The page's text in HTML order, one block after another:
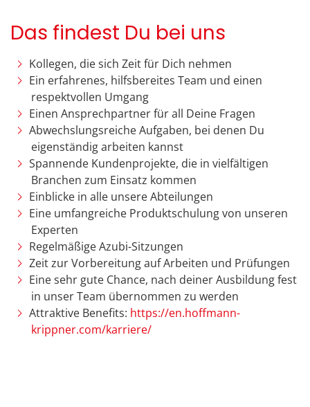
Das findest Du bei uns
Kollegen, die sich Zeit für Dich nehmen
Ein erfahrenes, hilfsbereites Team und einen
respektvollen Umgang
Einen Ansprechpartner für all Deine Fragen
Abwechslungsreiche Aufgaben, bei denen Du
eigenständig arbeiten kannst
Spannende Kundenprojekte, die in vielfältigen
Branchen zum Einsatz kommen
Einblicke in alle unsere Abteilungen
Eine umfangreiche Produktschulung von unseren
Experten
Regelmäßige Azubi-Sitzungen
Zeit zur Vorbereitung auf Arbeiten und Prüfungen
Eine sehr gute Chance, nach deiner Ausbildung fest
in unser Team übernommen zu werden
Attraktive Benefits: https://en.hoffmann-
krippner.com/karriere/